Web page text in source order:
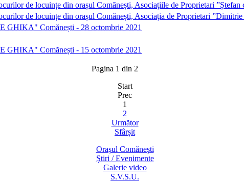
de locuințe din orașul Comănești, Asociațiile de Proprietari
de locuințe din orașul Comănești, Asociația de Proprietari
GHIKA" Comănești - 28 octombrie 2021
GHIKA" Comănești - 15 octombrie 2021
Pagina 1 din 2
Start
Prec
1
2
Următor
Sfârșit
Oraşul Comăneşti
Știri / Evenimente
Galerie video
S.V.S.U.